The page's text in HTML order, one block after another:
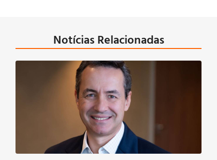
Notícias Relacionadas